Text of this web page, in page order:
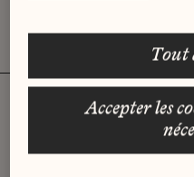
Vous n'avez
accepter les cookies strictement
tout